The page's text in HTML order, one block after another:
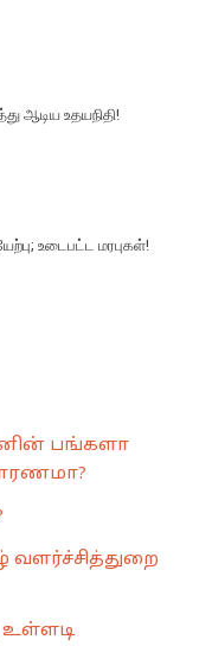
ஆடிய உதயநிதி!
உடைபட்ட மரபுகள்!
பங்களா
வளர்ச்சித்துறை
உள்ளடி